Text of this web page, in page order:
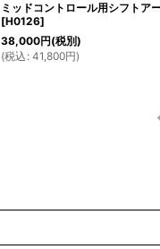
ミッドコントロール用シフトア
[H0126]
38,000円(税別)
(税込 : 41,800円)